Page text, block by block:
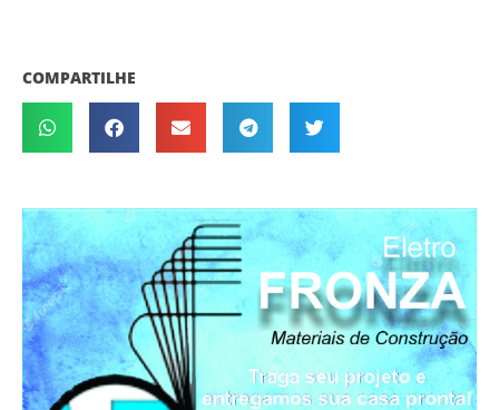
COMPARTILHE